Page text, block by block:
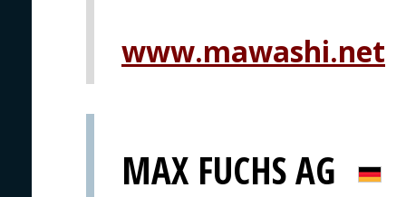
www.mawashi.net
MAX FUCHS AG